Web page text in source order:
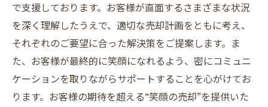
で支援しております。お客様が直面するさまざまな状況
を深く理解したうえで、適切な売却計画をともに考え、
それぞれのご要望に合った解決策をご提案します。ま
た、お客様が最終的に笑顔になれるよう、密にコミュニ
ケーションを取りながらサポートすることを心がけてお
ります。お客様の期待を超える“笑顔の売却”を提供いた